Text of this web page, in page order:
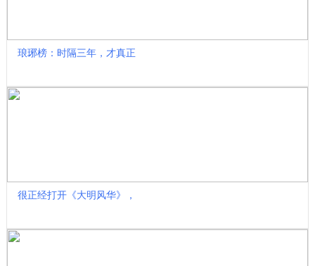
琅琊榜：时隔三年，才真正
很正经打开《大明风华》，